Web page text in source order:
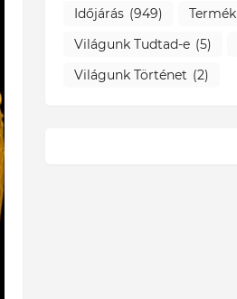
Időjárás (949) Termék
Világunk Tudtad-e (5)
Világunk Történet (2)